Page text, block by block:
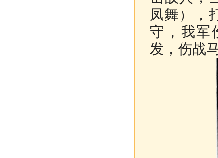
凤舞），
守，我军
发，伤战